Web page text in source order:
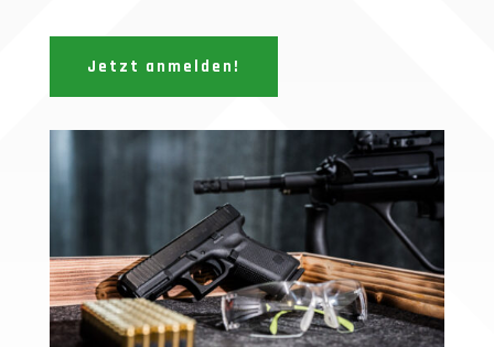
Jetzt anmelden!